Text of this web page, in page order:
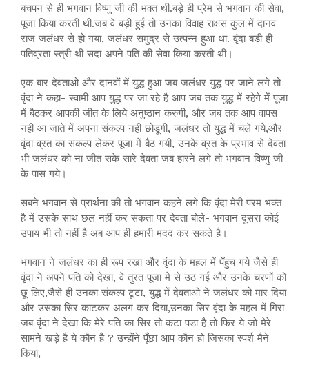
बचपन से ही भगवान विष्णु जी की भक्त थी.बड़े ही प्रेम से भगवान की सेवा,
पूजा किया करती थी.जब वे बड़ी हुई तो उनका विवाह राक्षस कुल में दानव
राज जलंधर से हो गया, जलंधर समुद्र से उत्पन्न हुआ था. वृंदा बड़ी ही
पतिव्रता स्त्री थी सदा अपने पति की सेवा किया करती थी।
एक बार देवताओ और दानवों में युद्ध हुआ जब जलंधर युद्ध पर जाने लगे तो
वृंदा ने कहा- स्वामी आप युद्ध पर जा रहे है आप जब तक युद्ध में रहेगे में पूजा
में बैठकर आपकी जीत के लिये अनुष्ठान करुगी, और जब तक आप वापस
नहीं आ जाते में अपना संकल्प नही छोडूगी, जलंधर तो युद्ध में चले गये,और
वृंदा व्रत का संकल्प लेकर पूजा में बैठ गयी, उनके व्रत के प्रभाव से देवता
भी जलंधर को ना जीत सके सारे देवता जब हारने लगे तो भगवान विष्णु जी
के पास गये।
सबने भगवान से प्रार्थना की तो भगवान कहने लगे कि वृंदा मेरी परम भक्त
है में उसके साथ छल नहीं कर सकता पर देवता बोले- भगवान दूसरा कोई
उपाय भी तो नहीं है अब आप ही हमारी मदद कर सकते है।
भगवान ने जलंधर का ही रूप रखा और वृंदा के महल में पँहुच गये जैसे ही
वृंदा ने अपने पति को देखा, वे तुरंत पूजा मे से उठ गई और उनके चरणों को
छू लिए,जैसे ही उनका संकल्प टूटा, युद्ध में देवताओ ने जलंधर को मार दिया
और उसका सिर काटकर अलग कर दिया,उनका सिर वृंदा के महल में गिरा
जब वृंदा ने देखा कि मेरे पति का सिर तो कटा पडा है तो फिर ये जो मेरे
सामने खड़े है ये कौन है ? उन्होंने पूँछा आप कौन हो जिसका स्पर्श मैने
किया,